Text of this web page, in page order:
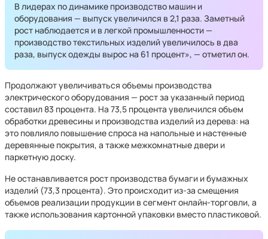
В лидерах по динамике производство машин и
оборудования — выпуск увеличился в 2,1 раза. Заметный
рост наблюдается и в легкой промышленности —
производство текстильных изделий увеличилось в два
раза, выпуск одежды вырос на 61 процент», — отметил он.
Продолжают увеличиваться объемы производства
электрического оборудования — рост за указанный период
составил 83 процента. На 73,5 процента увеличился объем
обработки древесины и производства изделий из дерева: на
это повлияло повышение спроса на напольные и настенные
деревянные покрытия, а также межкомнатные двери и
паркетную доску.
Не останавливается рост производства бумаги и бумажных
изделий (73,3 процента). Это происходит из-за смещения
объемов реализации продукции в сегмент онлайн-торговли, а
также использования картонной упаковки вместо пластиковой.